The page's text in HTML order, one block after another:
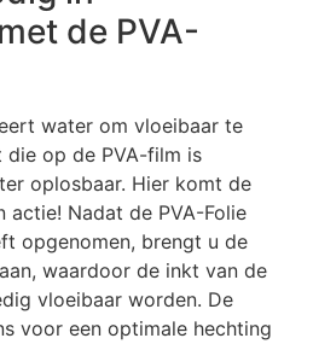
de PVA-
water om vloeibaar te
op de PVA-film is
oplosbaar. Hier komt de
Nadat de PVA-Folie
opgenomen, brengt u de
waardoor de inkt van de
vloeibaar worden. De
voor een optimale hechting